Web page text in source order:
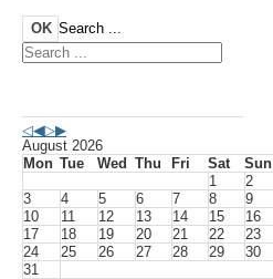
OK Search ...
August 2026
Mon Tue Wed Thu Fri Sat
Sun
1
2
3
4 5 6 7 8
9
10
11 12 13 14 15
16
17
18 19 20 21 22
23
24
25 26 27 28 29
30
31